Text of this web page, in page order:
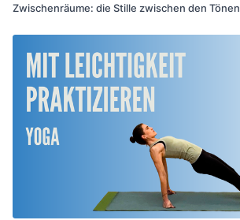
Zwischenräume: die Stille zwischen den Tönen